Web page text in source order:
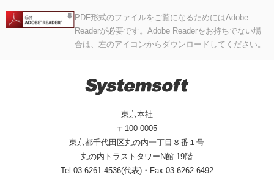
PDF形式のファイルをご覧になるためにはAdobe
Readerが必要です。Adobe Readerをお持ちでない場
合は、左のアイコンからダウンロードしてください。
東京本社
〒100-0005
東京都千代田区丸の内一丁目８番１号
丸の内トラストタワーN館 19階
Tel:03-6261-4536(代表)・Fax:03-6262-6492